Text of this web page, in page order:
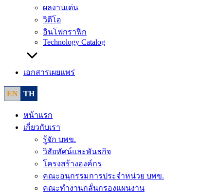
ผลงานเด่น
วิดีโอ
อินโฟกราฟิก
Technology Catalog
เอกสารเผยแพร่
EN TH
หน้าแรก
เกี่ยวกับเรา
รู้จัก บพข.
วิสัยทัศน์และพันธกิจ
โครงสร้างองค์กร
คณะอนุกรรมการประจำหน่วย บพข.
คณะทำงานกลั่นกรองแผนงาน